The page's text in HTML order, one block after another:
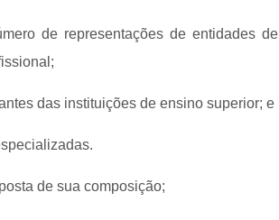
de representações de entidades de
das instituições de ensino superior; e
de sua composição;